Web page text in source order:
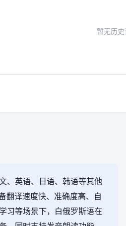
暂无历
、英语、日语、韩语等其他
翻译速度快、准确度高、自
习等场景下，白俄罗斯语在